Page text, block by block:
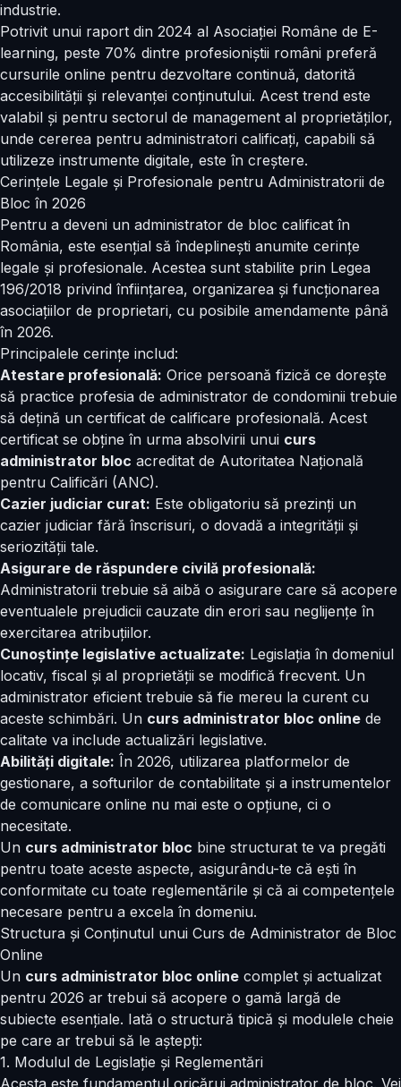
industrie.
Potrivit unui raport din 2024 al Asociației Române de E-
learning, peste 70% dintre profesioniștii români preferă
cursurile online pentru dezvoltare continuă, datorită
accesibilității și relevanței conținutului. Acest trend este
valabil și pentru sectorul de management al proprietăților,
unde cererea pentru administratori calificați, capabili să
utilizeze instrumente digitale, este în creștere.
Cerințele Legale și Profesionale pentru Administratorii de
Bloc în 2026
Pentru a deveni un administrator de bloc calificat în
România, este esențial să îndeplinești anumite cerințe
legale și profesionale. Acestea sunt stabilite prin Legea
196/2018 privind înființarea, organizarea și funcționarea
asociațiilor de proprietari, cu posibile amendamente până
în 2026.
Principalele cerințe includ:
Atestare profesională: Orice persoană fizică ce dorește
să practice profesia de administrator de condominii trebuie
să dețină un certificat de calificare profesională. Acest
certificat se obține în urma absolvirii unui curs
administrator bloc acreditat de Autoritatea Națională
pentru Calificări (ANC).
Cazier judiciar curat: Este obligatoriu să prezinți un
cazier judiciar fără înscrisuri, o dovadă a integrității și
seriozității tale.
Asigurare de răspundere civilă profesională:
Administratorii trebuie să aibă o asigurare care să acopere
eventualele prejudicii cauzate din erori sau neglijențe în
exercitarea atribuțiilor.
Cunoștințe legislative actualizate: Legislația în domeniul
locativ, fiscal și al proprietății se modifică frecvent. Un
administrator eficient trebuie să fie mereu la curent cu
aceste schimbări. Un curs administrator bloc online de
calitate va include actualizări legislative.
Abilități digitale: În 2026, utilizarea platformelor de
gestionare, a softurilor de contabilitate și a instrumentelor
de comunicare online nu mai este o opțiune, ci o
necesitate.
Un curs administrator bloc bine structurat te va pregăti
pentru toate aceste aspecte, asigurându-te că ești în
conformitate cu toate reglementările și că ai competențele
necesare pentru a excela în domeniu.
Structura și Conținutul unui Curs de Administrator de Bloc
Online
Un curs administrator bloc online complet și actualizat
pentru 2026 ar trebui să acopere o gamă largă de
subiecte esențiale. Iată o structură tipică și modulele cheie
pe care ar trebui să le aștepți:
1. Modulul de Legislație și Reglementări
Acesta este fundamentul oricărui administrator de bloc. Vei